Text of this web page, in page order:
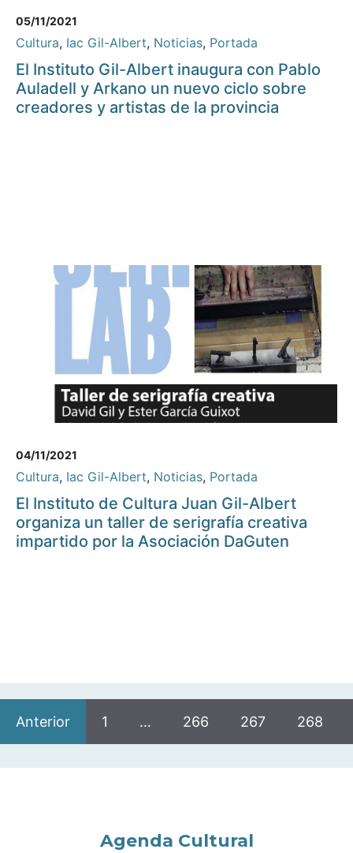
05/11/2021
Cultura, Iac Gil-Albert, Noticias, Portada
El Instituto Gil-Albert inaugura con Pablo
Auladell y Arkano un nuevo ciclo sobre
creadores y artistas de la provincia
04/11/2021
Cultura, Iac Gil-Albert, Noticias, Portada
El Instituto de Cultura Juan Gil-Albert
organiza un taller de serigrafía creativa
impartido por la Asociación DaGuten
Anterior 1 … 266 267 268
Agenda Cultural